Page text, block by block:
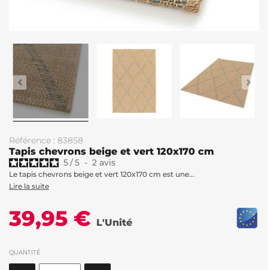
Référence : 83858
Tapis chevrons beige et vert 120x170 cm
5/5 - 2 avis
Le tapis chevrons beige et vert 120x170 cm est une...
Lire la suite
39,95 € L'Unité
QUANTITÉ